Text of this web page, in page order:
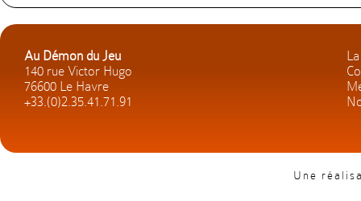
Au Démon du Jeu
140 rue Victor Hugo
76600 Le Havre
+33.(0)2.35.41.71.91
Une